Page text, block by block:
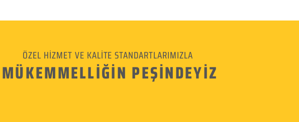
ÖZEL HİZMET VE KALİTE STANDARTLARIMIZLA
MÜKEMMELLİĞİN PEŞİNDEYİZ